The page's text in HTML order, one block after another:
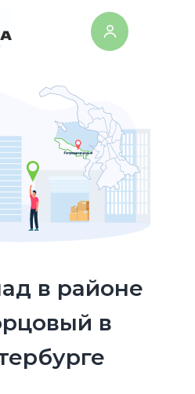
в районе
в